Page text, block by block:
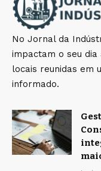
No Jornal da
impactam o seu
locais reunidas em
informado.